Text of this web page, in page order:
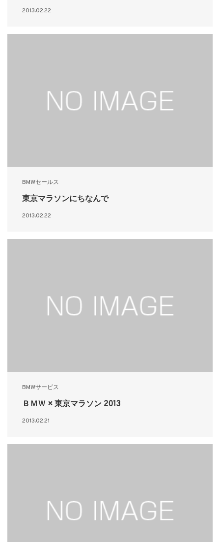
2013.02.22
BMWセールス
東京マラソンにちなんで
2013.02.22
BMWサービス
ＢＭＷ × 東京マラソン 2013
2013.02.21